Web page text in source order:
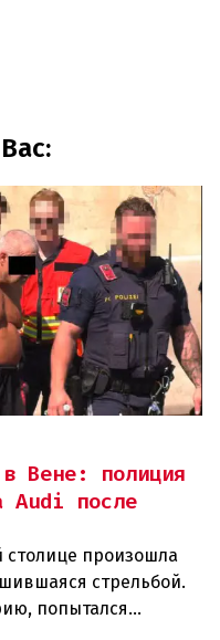
Вене: полиция
Audi после
столице произошла
стрельбой.
попытался